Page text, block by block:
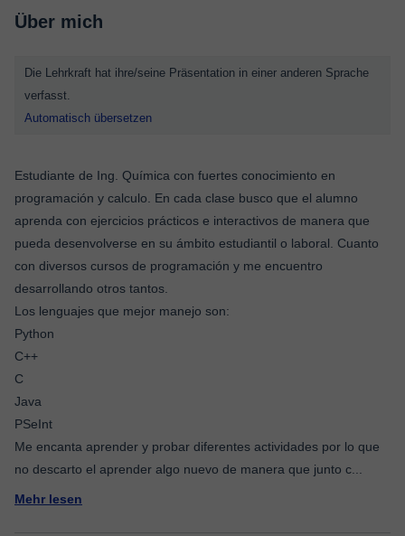
Über mich
Die Lehrkraft hat ihre/seine Präsentation in einer anderen Sprache
verfasst.
Automatisch übersetzen
Estudiante de Ing. Química con fuertes conocimiento en
programación y calculo. En cada clase busco que el alumno
aprenda con ejercicios prácticos e interactivos de manera que
pueda desenvolverse en su ámbito estudiantil o laboral. Cuanto
con diversos cursos de programación y me encuentro
desarrollando otros tantos.
Los lenguajes que mejor manejo son:
Python
C++
C
Java
PSeInt
Me encanta aprender y probar diferentes actividades por lo que
no descarto el aprender algo nuevo de manera que junto c
Mehr lesen